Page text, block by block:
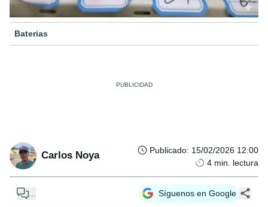
Baterias
Carlos Noya Publicado: 15/02/2026 12:00
4 min. lectura
Síguenos en Google